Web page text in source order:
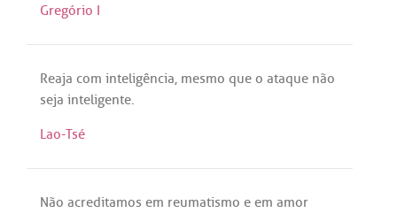
Gregório I
Reaja com inteligência, mesmo que o ataque não
seja inteligente.
Lao-Tsé
Não acreditamos em reumatismo e em amor